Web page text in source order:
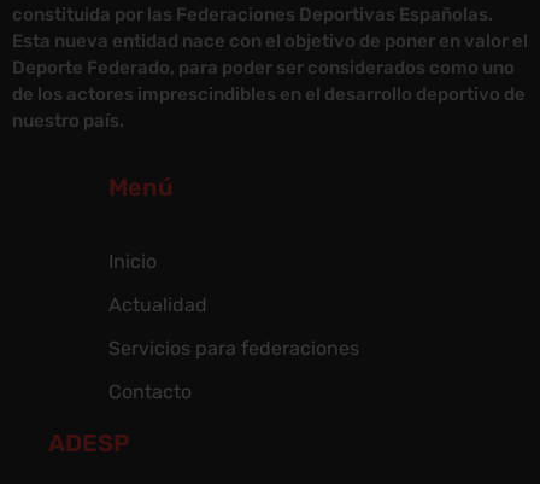
constituida por las Federaciones Deportivas Españolas.
Esta nueva entidad nace con el objetivo de poner en valor el
Deporte Federado, para poder ser considerados como uno
de los actores imprescindibles en el desarrollo deportivo de
nuestro país.
Menú
Inicio
Actualidad
Servicios para federaciones
Contacto
ADESP